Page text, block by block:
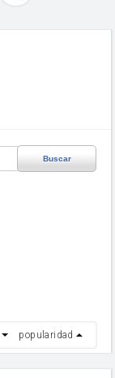
Buscar
popularidad